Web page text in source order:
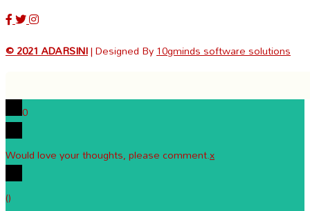
© 2021 ADARSINI| Designed By10gminds software solutions
0
Would love your thoughts, please comment.x
()